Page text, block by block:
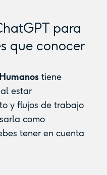
para
que conocer
tiene
estar
y flujos de trabajo
como
tener en cuenta